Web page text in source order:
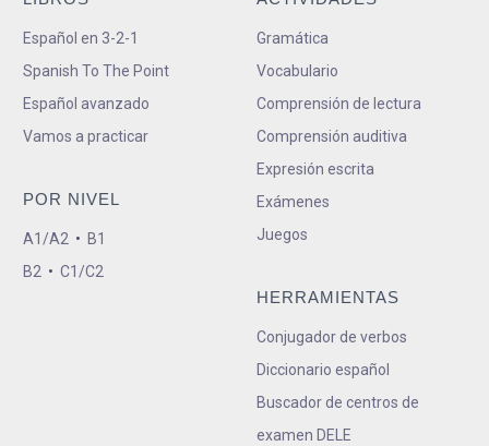
Español en 3-2-1
Spanish To The Point
Español avanzado
Vamos a practicar
POR NIVEL
A1/A2 • B1
B2 • C1/C2
Gramática
Vocabulario
Comprensión de lectura
Comprensión auditiva
Expresión escrita
Exámenes
Juegos
HERRAMIENTAS
Conjugador de verbos
Diccionario español
Buscador de centros de
examen DELE